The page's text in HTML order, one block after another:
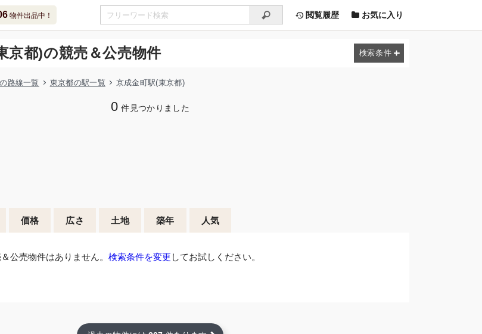
物件出品中！ 閲覧履歴 お気に入り
京都)の競売＆公売物件
路線一覧 東京都の駅一覧 京成金町駅(東京都)
0 件見つかりました
価格 広さ 土地 築年 人気
公売物件はありません。 検索条件を変更 してお試しください。